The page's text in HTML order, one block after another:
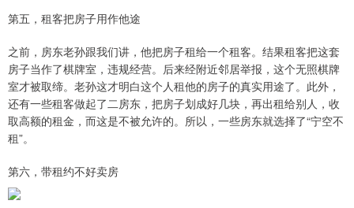
第五，租客把房子用作他途
之前，房东老孙跟我们讲，他把房子租给一个租客。结果租客把这套
房子当作了棋牌室，违规经营。后来经附近邻居举报，这个无照棋牌
室才被取缔。老孙这才明白这个人租他的房子的真实用途了。此外，
还有一些租客做起了二房东，把房子划成好几块，再出租给别人，收
取高额的租金，而这是不被允许的。所以，一些房东就选择了“宁空不
租”。
第六，带租约不好卖房